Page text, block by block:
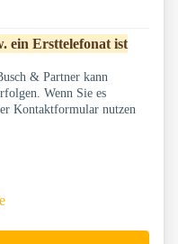
ein Ersttelefonat ist
& Partner kann
Wenn Sie es
Kontaktformular nutzen